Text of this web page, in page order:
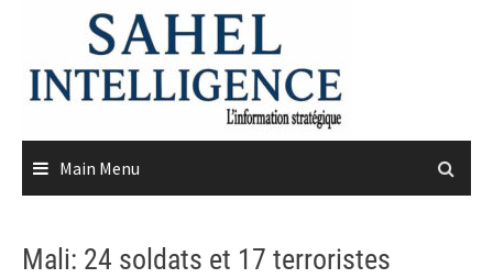
content
Main Menu
Mali: 24 soldats et 17 terroristes